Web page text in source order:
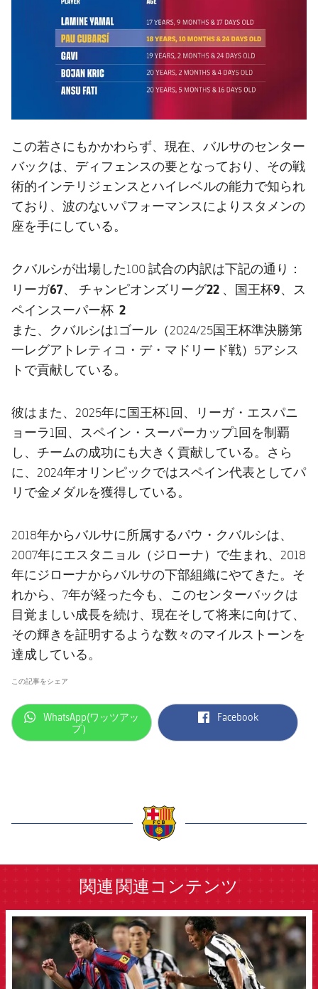
この若さにもかかわらず、現在、バルサのセンター
バックは、ディフェンスの要となっており、その戦
術的インテリジェンスとハイレベルの能力で知られ
ており、波のないパフォーマンスによりスタメンの
座を手にしている。
クバルシが出場した100 試合の内訳は下記の通り：
リーガ67、 チャンピオンズリーグ22 、国王杯9、ス
ペインスーパー杯 2
また、クバルシは1ゴール（2024/25国王杯準決勝第
一レグアトレティコ・デ・マドリード戦）5アシス
トで貢献している。
彼はまた、2025年に国王杯1回、リーガ・エスパニ
ョーラ1回、スペイン・スーパーカップ1回を制覇
し、チームの成功にも大きく貢献している。さら
に、2024年オリンピックではスペイン代表としてパ
リで金メダルを獲得している。
2018年からバルサに所属するパウ・クバルシは、
2007年にエスタニョル（ジローナ）で生まれ、2018
年にジローナからバルサの下部組織にやてきた。そ
れから、7年が経った今も、このセンターバックは
目覚ましい成長を続け、現在そして将来に向けて、
その輝きを証明するような数々のマイルストーンを
達成している。
この記事をシェア
label.aria.whatsapp
WhatsApp(ワッツアッ
プ）
label.aria.facebook
Facebook
関連 関連コンテンツ
FCB Barcelona badge